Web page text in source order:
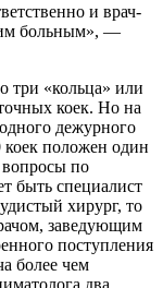
и врач-
больным», —
три «кольца» или
коек. Но на
дежурного
коек положен один
по
быть специалист
хирург, то
заведующим
поступления
более чем
два